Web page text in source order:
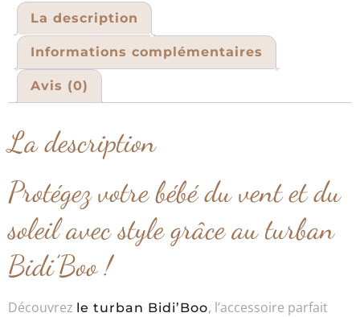
La description
Informations complémentaires
Avis (0)
La description
Protégez votre bébé du vent et du
soleil avec style grâce au turban
Bidi’Boo !
Découvrez le turban Bidi’Boo, l’accessoire parfait